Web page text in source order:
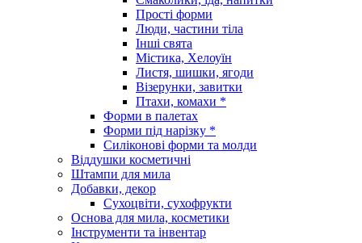
Прості форми
Люди, частини тіла
Інші свята
Містика, Хелоуїн
Листя, шишки, ягоди
Візерунки, завитки
Птахи, комахи *
Форми в палетах
Форми під нарізку *
Силіконові форми та молди
Віддушки косметичні
Штампи для мила
Добавки, декор
Сухоцвіти, сухофрукти
Основа для мила, косметики
Інструменти та інвентар